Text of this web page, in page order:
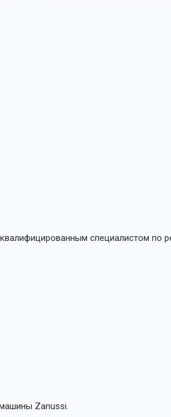
специалистом по
Zanussi.